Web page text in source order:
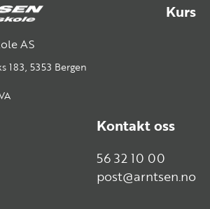
AS
183, 5353 Bergen
Kurs
Kontakt oss
56 32 10 00
post@arntsen.no